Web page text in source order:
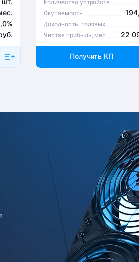
Количество устройств
Окупаемость
Доходность, годовых
Чистая прибыль, мес 22
Получить КП